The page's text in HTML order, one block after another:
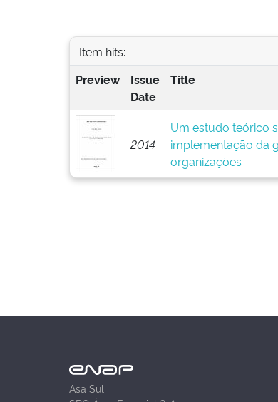
Item hits:
Preview
Issue
Date
Title
2014
Um estudo teórico
implementação da
organizações
Asa Sul